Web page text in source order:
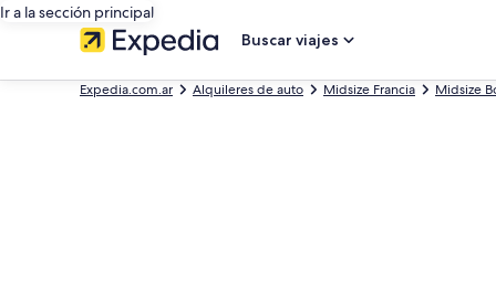
Ir a la sección principal
Buscar viajes
Expedia.com.ar Alquileres de auto Midsize Francia Midsize